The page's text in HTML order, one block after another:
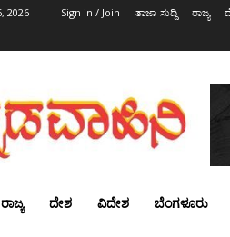
2026 Sign in / Join ತಾಜಾ ಸುದ್ದಿ ರಾಜ್ಯ
ರಾಜ್ಯ ದೇಶ ವಿದೇಶ ಬೆಂಗಳೂರು